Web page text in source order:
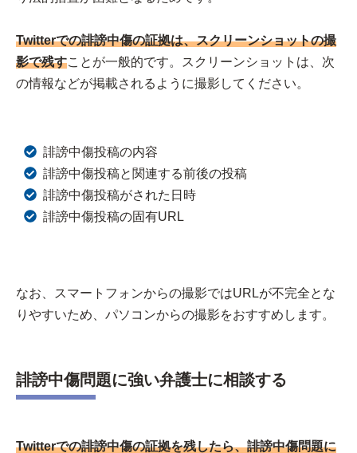
Twitterでの誹謗中傷の証拠は、スクリーンショットの撮
影で残すことが一般的です。スクリーンショットは、次
の情報などが掲載されるように撮影してください。
誹謗中傷投稿の内容
誹謗中傷投稿と関連する前後の投稿
誹謗中傷投稿がされた日時
誹謗中傷投稿の固有URL
なお、スマートフォンからの撮影ではURLが不完全とな
りやすいため、パソコンからの撮影をおすすめします。
誹謗中傷問題に強い弁護士に相談する
Twitterでの誹謗中傷の証拠を残したら、誹謗中傷問題に